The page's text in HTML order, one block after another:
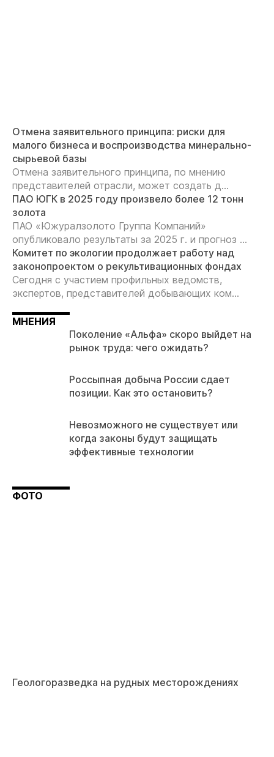
Отмена заявительного принципа: риски для
малого бизнеса и воспроизводства минерально-
сырьевой базы
Отмена заявительного принципа, по мнению
представителей отрасли, может создать д...
ПАО ЮГК в 2025 году произвело более 12 тонн
золота
ПАО «Южуралзолото Группа Компаний»
опубликовало результаты за 2025 г. и прогноз ...
Комитет по экологии продолжает работу над
законопроектом о рекультивационных фондах
Сегодня с участием профильных ведомств,
экспертов, представителей добывающих ком...
МНЕНИЯ
Поколение «Альфа» скоро выйдет на
рынок труда: чего ожидать?
Россыпная добыча России сдает
позиции. Как это остановить?
Невозможного не существует или
когда законы будут защищать
эффективные технологии
ФОТО
Геологоразведка на рудных месторождениях